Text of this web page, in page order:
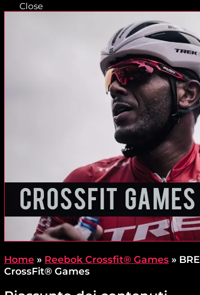
Close
Home » Reebok Crossfit® Games »
CrossFit® Games